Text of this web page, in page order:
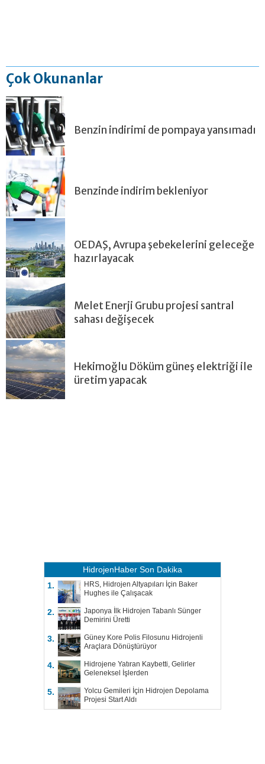
Çok Okunanlar
Benzin indirimi de pompaya yansımadı
Benzinde indirim bekleniyor
OEDAŞ, Avrupa şebekelerini geleceğe
hazırlayacak
Melet Enerji Grubu projesi santral
sahası değişecek
Hekimoğlu Döküm güneş elektriği ile
üretim yapacak
HidrojenHaber Son Dakika
1.
HRS, Hidrojen Altyapıları İçin Baker
Hughes ile Çalışacak
2.
Japonya İlk Hidrojen Tabanlı Sünger
Demirini Üretti
3.
Güney Kore Polis Filosunu Hidrojenli
Araçlara Dönüştürüyor
4.
Hidrojene Yatıran Kaybetti, Gelirler
Geleneksel İşlerden
5.
Yolcu Gemileri İçin Hidrojen Depolama
Projesi Start Aldı